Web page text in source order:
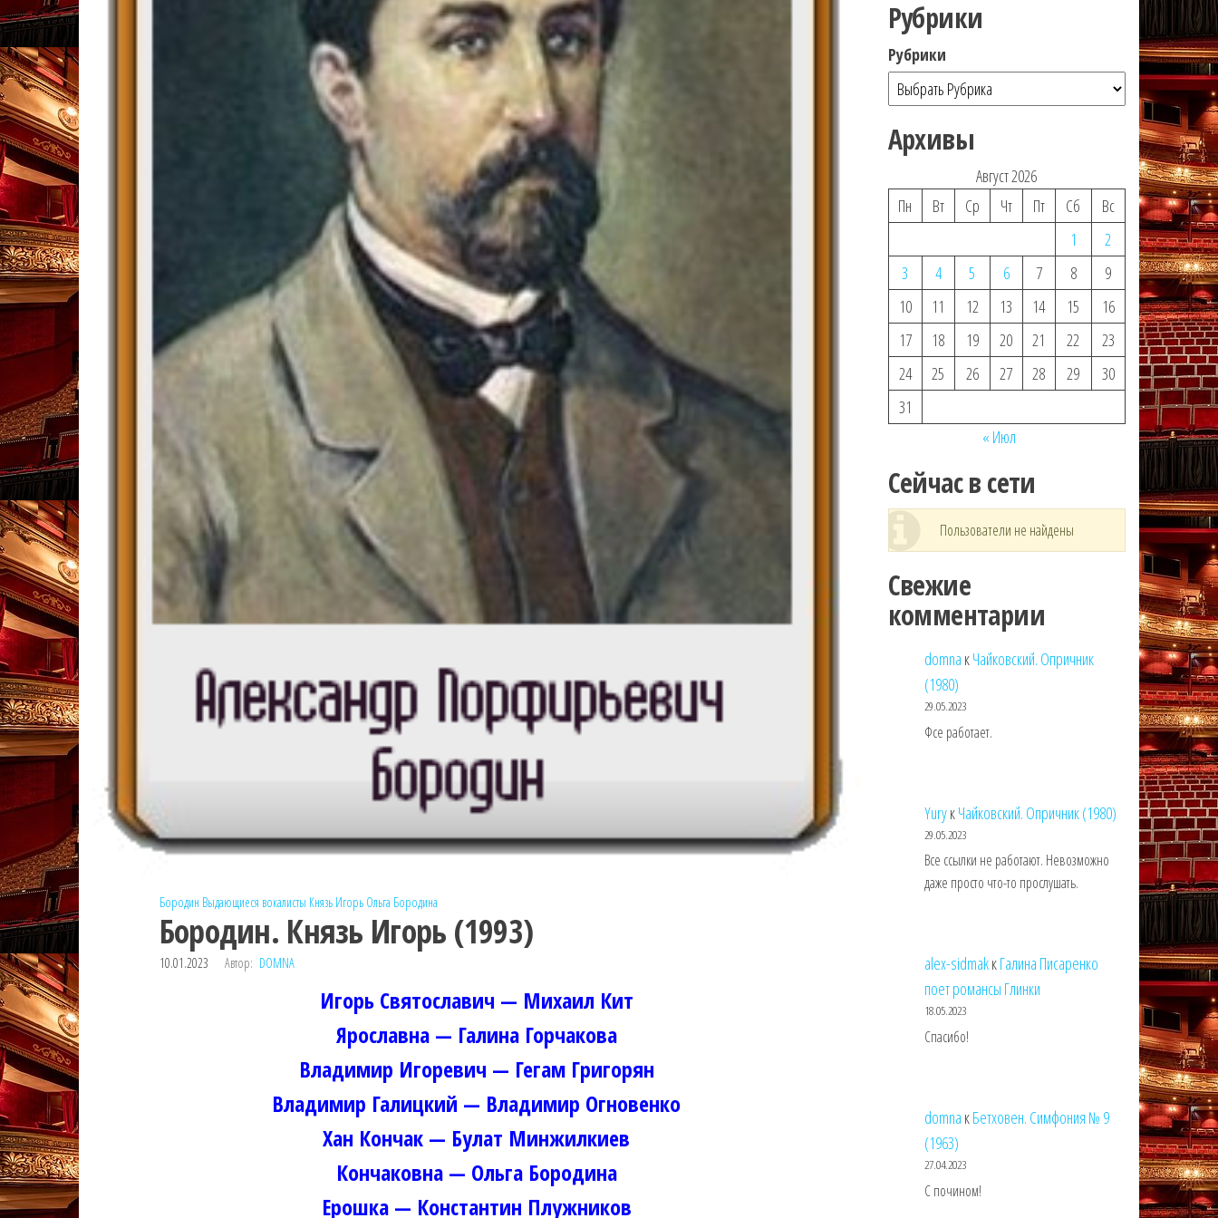
Бородин Выдающиеся вокалисты Князь Игорь Ольга Бородина
Бородин. Князь Игорь (1993)
10.01.2023 Автор: DOMNA
Игорь Святославич — Михаил Кит
Ярославна — Галина Горчакова
Владимир Игоревич — Гегам Григорян
Владимир Галицкий — Владимир Огновенко
Хан Кончак — Булат Минжилкиев
Кончаковна — Ольга Бородина
Ерошка — Константин Плужников
Рубрики
Рубрики
Архивы
Август 2026
Пн
Вт Ср Чт Пт Сб
Вс
1
2
3
4 5 6 7 8
9
10
11 12 13 14 15
16
17
18 19 20 21 22
23
24
25 26 27 28 29
30
31
« Июл
Сейчас в сети
Пользователи не найдены
Свежие
комментарии
domna кЧайковский. Опричник
(1980)
29.05.2023
Фсе работает.
YuryкЧайковский. Опричник (1980)
29.05.2023
Все ссылки не работают. Невозможно
даже просто что-то прослушать.
alex-sidmakкГалина Писаренко
поет романсы Глинки
18.05.2023
Спасибо!
domna кБетховен. Симфония № 9
(1963)
27.04.2023
С почином!